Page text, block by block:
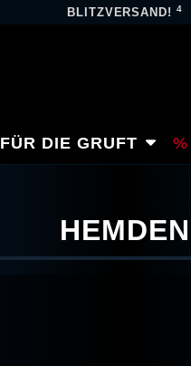
BLITZVERSAND!4
FÜR DIE GRUFT
HEMDEN